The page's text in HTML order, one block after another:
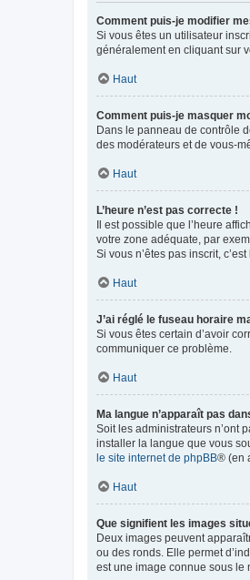
Comment puis-je modifier
Si vous êtes un utilisateur
généralement en cliquant sur
Haut
Comment puis-je masquer
Dans le panneau de contrôle
des modérateurs et de vous-
Haut
L’heure n’est pas correcte !
Il est possible que l’heure
votre zone adéquate, par
Si vous n’êtes pas inscrit,
Haut
J’ai réglé le fuseau horaire
Si vous êtes certain d’avoir
communiquer ce problème.
Haut
Ma langue n’apparaît pas
Soit les administrateurs n’ont
installer la langue que vous
le site internet de phpBB® (en
Haut
Que signifient les images
Deux images peuvent
ou des ronds. Elle permet
est une image connue sous le